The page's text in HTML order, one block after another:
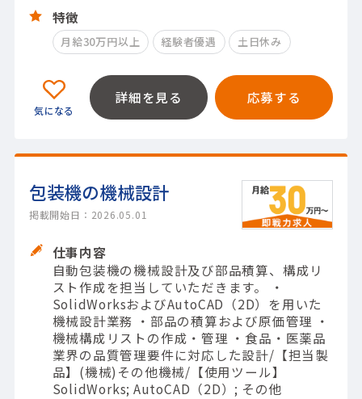
特徴
月給30万円以上 経験者優遇 土日休み
詳細を見る 応募する
包装機の機械設計
掲載開始日：2026.05.01
仕事内容
自動包装機の機械設計及び部品積算、構成リ
スト作成を担当していただきます。 ・
SolidWorksおよびAutoCAD（2D）を用いた
機械設計業務 ・部品の積算および原価管理 ・
機械構成リストの作成・管理 ・食品・医薬品
業界の品質管理要件に対応した設計/【担当製
品】(機械)その他機械/【使用ツール】
SolidWorks; AutoCAD（2D）; その他